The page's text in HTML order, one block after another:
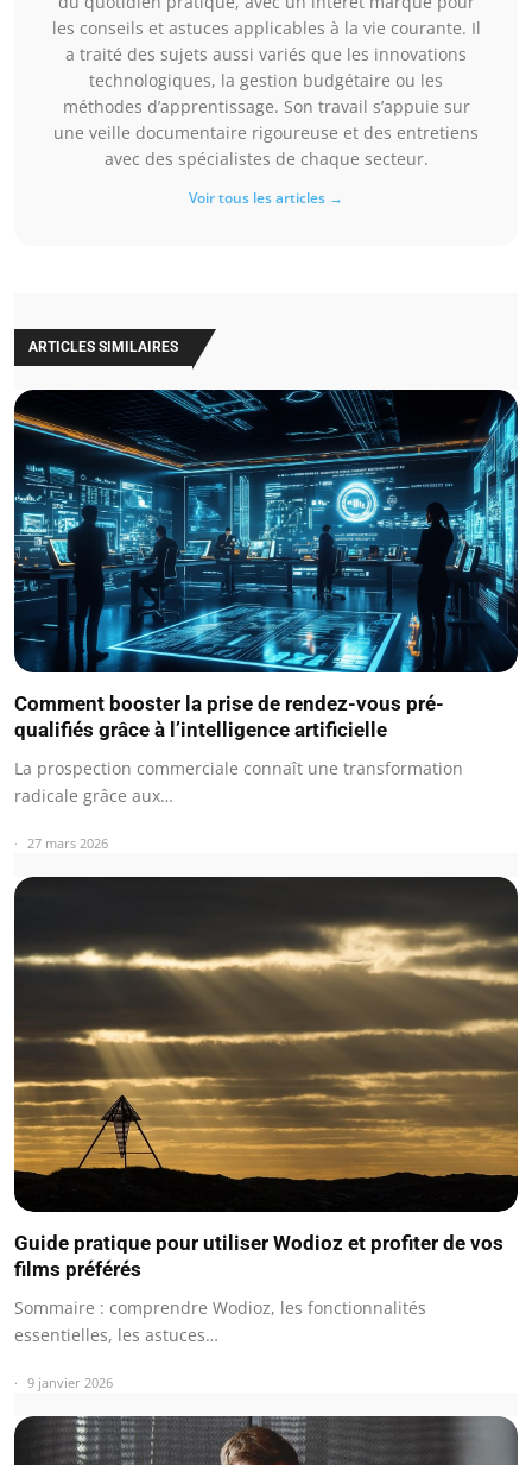
les conseils et astuces applicables à la vie courante. Il
a traité des sujets aussi variés que les innovations
technologiques, la gestion budgétaire ou les
méthodes d’apprentissage. Son travail s’appuie sur
une veille documentaire rigoureuse et des entretiens
avec des spécialistes de chaque secteur.
Voir tous les articles →
ARTICLES SIMILAIRES
Comment booster la prise de rendez-vous pré-
qualifiés grâce à l’intelligence artificielle
La prospection commerciale connaît une transformation
radicale grâce aux…
27 mars 2026
Guide pratique pour utiliser Wodioz et profiter de vos
films préférés
Sommaire : comprendre Wodioz, les fonctionnalités
essentielles, les astuces…
9 janvier 2026